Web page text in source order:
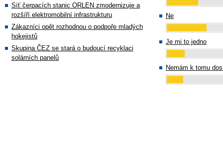
Síť čerpacích stanic ORLEN zmodernizuje a
rozšíří elektromobilní infrastrukturu
Zákazníci opět rozhodnou o podpoře mladých
hokejistů
Skupina ČEZ se stará o budoucí recyklaci
solárních panelů
Ne
Je mi to jedno
Nemám k tomu